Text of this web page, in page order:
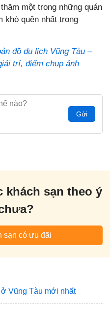
một trong những quán
khó quên nhất trong
đồ du lịch Vũng Tàu –
trí, điểm chụp ảnh
Gửi
khách sạn theo ý
sạn có ưu đãi
Vũng Tàu mới nhất